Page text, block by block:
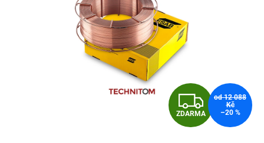
Z
D
ZDARMA
od 12 088
Kč
–20 %